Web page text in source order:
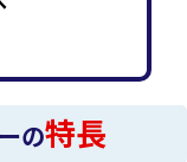
の特長